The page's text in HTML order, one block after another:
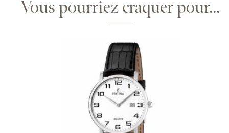
Vous pourriez craquer pour...